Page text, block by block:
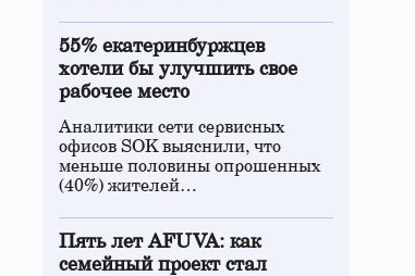
55% екатеринбуржцев
хотели бы улучшить свое
рабочее место
Аналитики сети сервисных
офисов SOK выяснили, что
меньше половины опрошенных
(40%) жителей…
Пять лет AFUVA: как
семейный проект стал